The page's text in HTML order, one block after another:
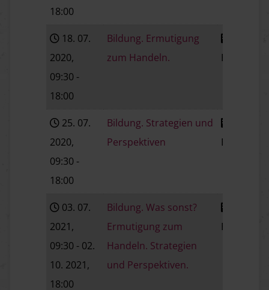
18:00
18. 07.
2020,
09:30 -
18:00
Bildung. Ermutigung
zum Handeln.
Baden
25. 07.
2020,
09:30 -
18:00
Bildung. Strategien und
Perspektiven
Baden
03. 07.
2021,
09:30 - 02.
10. 2021,
18:00
Bildung. Was sonst?
Ermutigung zum
Handeln. Strategien
und Perspektiven.
Baden